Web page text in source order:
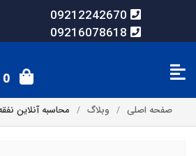
09212242670
09216078618
0
صفحه اصلی وبلاگ محاسبه آنلاین